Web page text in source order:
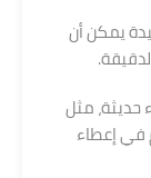
يمكن أن
حديثة، مثل
في إعطاء